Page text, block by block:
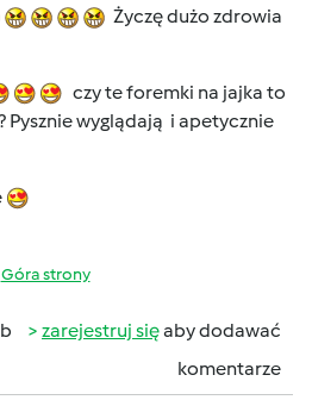
Życzę dużo zdrowia
czy te foremki na jajka to
Pysznie wyglądają i apetycznie
Góra strony
zarejestruj sięaby dodawać
komentarze